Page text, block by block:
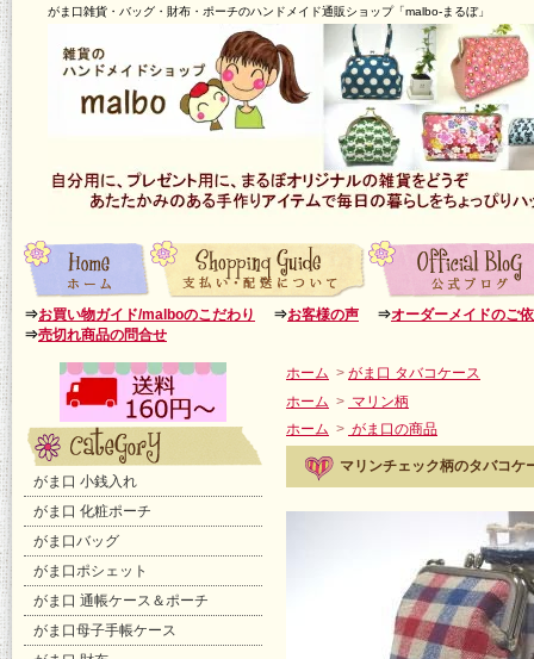
がま口雑貨・バッグ・財布・ポーチのハンドメイド通販ショップ「malbo-まるぼ」
⇒お買い物ガイド/malboのこだわり ⇒お客様の声 ⇒オーダーメイドのご
⇒売切れ商品の問合せ
がま口 小銭入れ
がま口 化粧ポーチ
がま口バッグ
がま口ポシェット
がま口 通帳ケース＆ポーチ
がま口母子手帳ケース
ホーム > がま口 タバコケース
ホーム > マリン柄
ホーム > がま口の商品
マリンチェック柄のタバコケ